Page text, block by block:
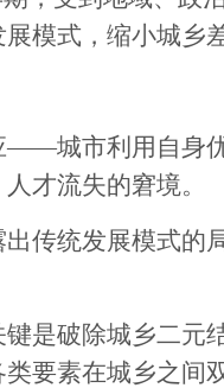
模式，缩小城乡
市利用自身优
才流失的窘境。
统发展模式的
破除城乡二元
类要素在城乡之